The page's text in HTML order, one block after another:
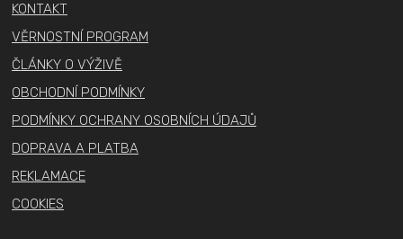
y
KONTAKT
VĚRNOSTNÍ PROGRAM
ČLÁNKY O VÝŽIVĚ
OBCHODNÍ PODMÍNKY
PODMÍNKY OCHRANY OSOBNÍCH ÚDAJŮ
DOPRAVA A PLATBA
REKLAMACE
COOKIES